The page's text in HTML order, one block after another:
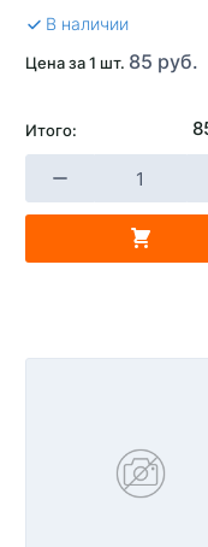
В наличии
Цена за 1 шт. 85 руб.
Итого: